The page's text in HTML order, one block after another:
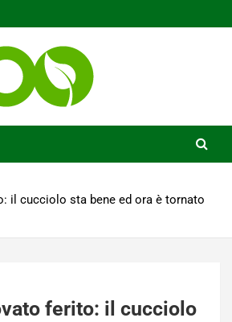
il cucciolo sta bene ed ora è tornato
ferito: il cucciolo